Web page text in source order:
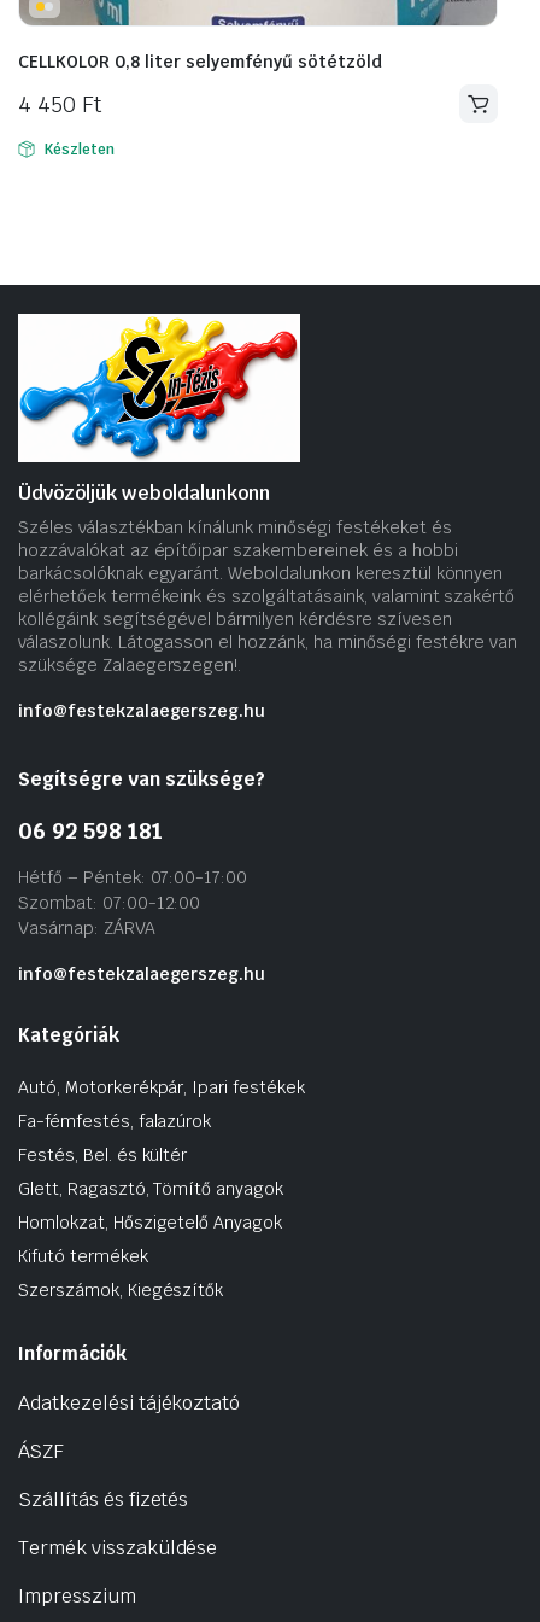
CELLKOLOR 0,8 liter selyemfényű sötétzöld
4 450 Ft
Készleten
Üdvözöljük weboldalunkonn
Széles választékban kínálunk minőségi festékeket és
hozzávalókat az építőipar szakembereinek és a hobbi
barkácsolóknak egyaránt. Weboldalunkon keresztül könnyen
elérhetőek termékeink és szolgáltatásaink, valamint szakértő
kollégáink segítségével bármilyen kérdésre szívesen
válaszolunk. Látogasson el hozzánk, ha minőségi festékre van
szüksége Zalaegerszegen!.
info@festekzalaegerszeg.hu
Segítségre van szüksége?
06 92 598 181
Hétfő – Péntek: 07:00-17:00
Szombat: 07:00-12:00
Vasárnap: ZÁRVA
info@festekzalaegerszeg.hu
Kategóriák
Autó, Motorkerékpár, Ipari festékek
Fa-fémfestés, falazúrok
Festés, Bel. és kültér
Glett, Ragasztó, Tömítő anyagok
Homlokzat, Hőszigetelő Anyagok
Kifutó termékek
Szerszámok, Kiegészítők
Információk
Adatkezelési tájékoztató
ÁSZF
Szállítás és fizetés
Termék visszaküldése
Impresszium